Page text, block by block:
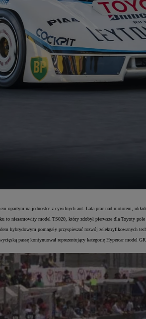
na jednostce z cywilnych aut. Lata prac nad motorem,
to niesamowity model TS020, który zdobył pierwsze dla Toyoty
hybrydowym pomagały przyspieszać rozwój zelektryfikowanych
passę kontynuował reprezentujący kategorię Hypercar